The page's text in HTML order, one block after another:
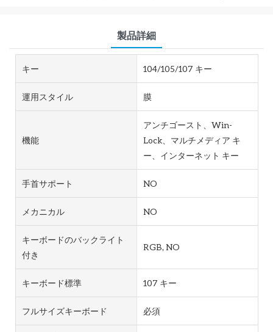
製品詳細
キー 104/105/107 キー
運用スタイル 膜
機能
アンチゴースト、Win-
Lock、マルチメディア キ
ー、インターネット キー
手首サポート NO
メカニカル NO
キーボードのバックライト
付き
RGB, NO
キーボード標準 107 キー
フルサイズキーボード 必須